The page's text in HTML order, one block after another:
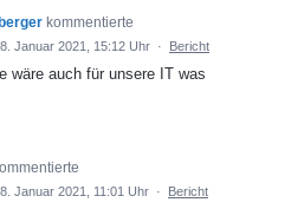
kommentierte
Januar 2021, 15:12 Uhr · Bericht
wäre auch für unsere IT was
Januar 2021, 11:01 Uhr · Bericht